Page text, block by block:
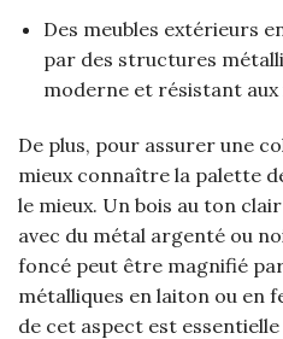
Des meubles extérieurs
par des structures
moderne et résistant
De plus, pour assurer une
mieux connaître la palette
le mieux. Un bois au ton
avec du métal argenté ou
foncé peut être magnifié
métalliques en laiton ou en
de cet aspect est